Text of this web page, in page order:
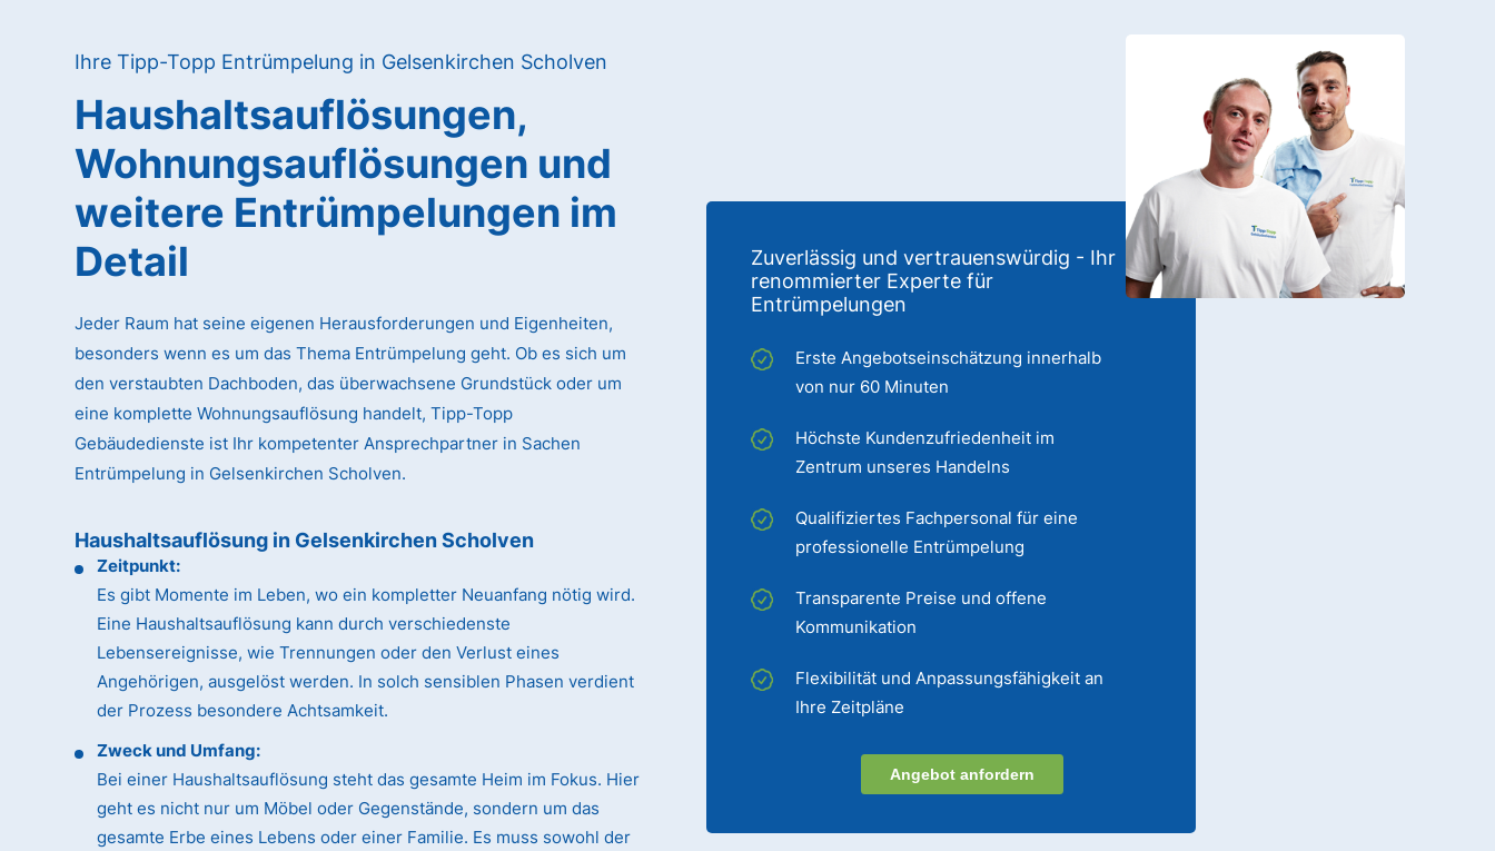
Ihre Tipp-Topp Entrümpelung in Gelsenkirchen Scholven
Zuverlässig und vertrauenswürdig - Ihr
renommierter Experte für
Entrümpelungen
Erste Angebotseinschätzung innerhalb
von nur 60 Minuten
Höchste Kundenzufriedenheit im
Zentrum unseres Handelns
Qualifiziertes Fachpersonal für eine
professionelle Entrümpelung
Transparente Preise und offene
Kommunikation
Flexibilität und Anpassungsfähigkeit an
Ihre Zeitpläne
Angebot anfordern
Haushaltsauflösungen,
Wohnungsauflösungen und
weitere Entrümpelungen im
Detail
Jeder Raum hat seine eigenen Herausforderungen und Eigenheiten,
besonders wenn es um das Thema Entrümpelung geht. Ob es sich um
den verstaubten Dachboden, das überwachsene Grundstück oder um
eine komplette Wohnungsauflösung handelt, Tipp-Topp
Gebäudedienste ist Ihr kompetenter Ansprechpartner in Sachen
Entrümpelung in Gelsenkirchen Scholven.
Haushaltsauflösung in Gelsenkirchen Scholven
Zeitpunkt:
Es gibt Momente im Leben, wo ein kompletter Neuanfang nötig wird.
Eine Haushaltsauflösung kann durch verschiedenste
Lebensereignisse, wie Trennungen oder den Verlust eines
Angehörigen, ausgelöst werden. In solch sensiblen Phasen verdient
der Prozess besondere Achtsamkeit.
Zweck und Umfang:
Bei einer Haushaltsauflösung steht das gesamte Heim im Fokus. Hier
geht es nicht nur um Möbel oder Gegenstände, sondern um das
gesamte Erbe eines Lebens oder einer Familie. Es muss sowohl der